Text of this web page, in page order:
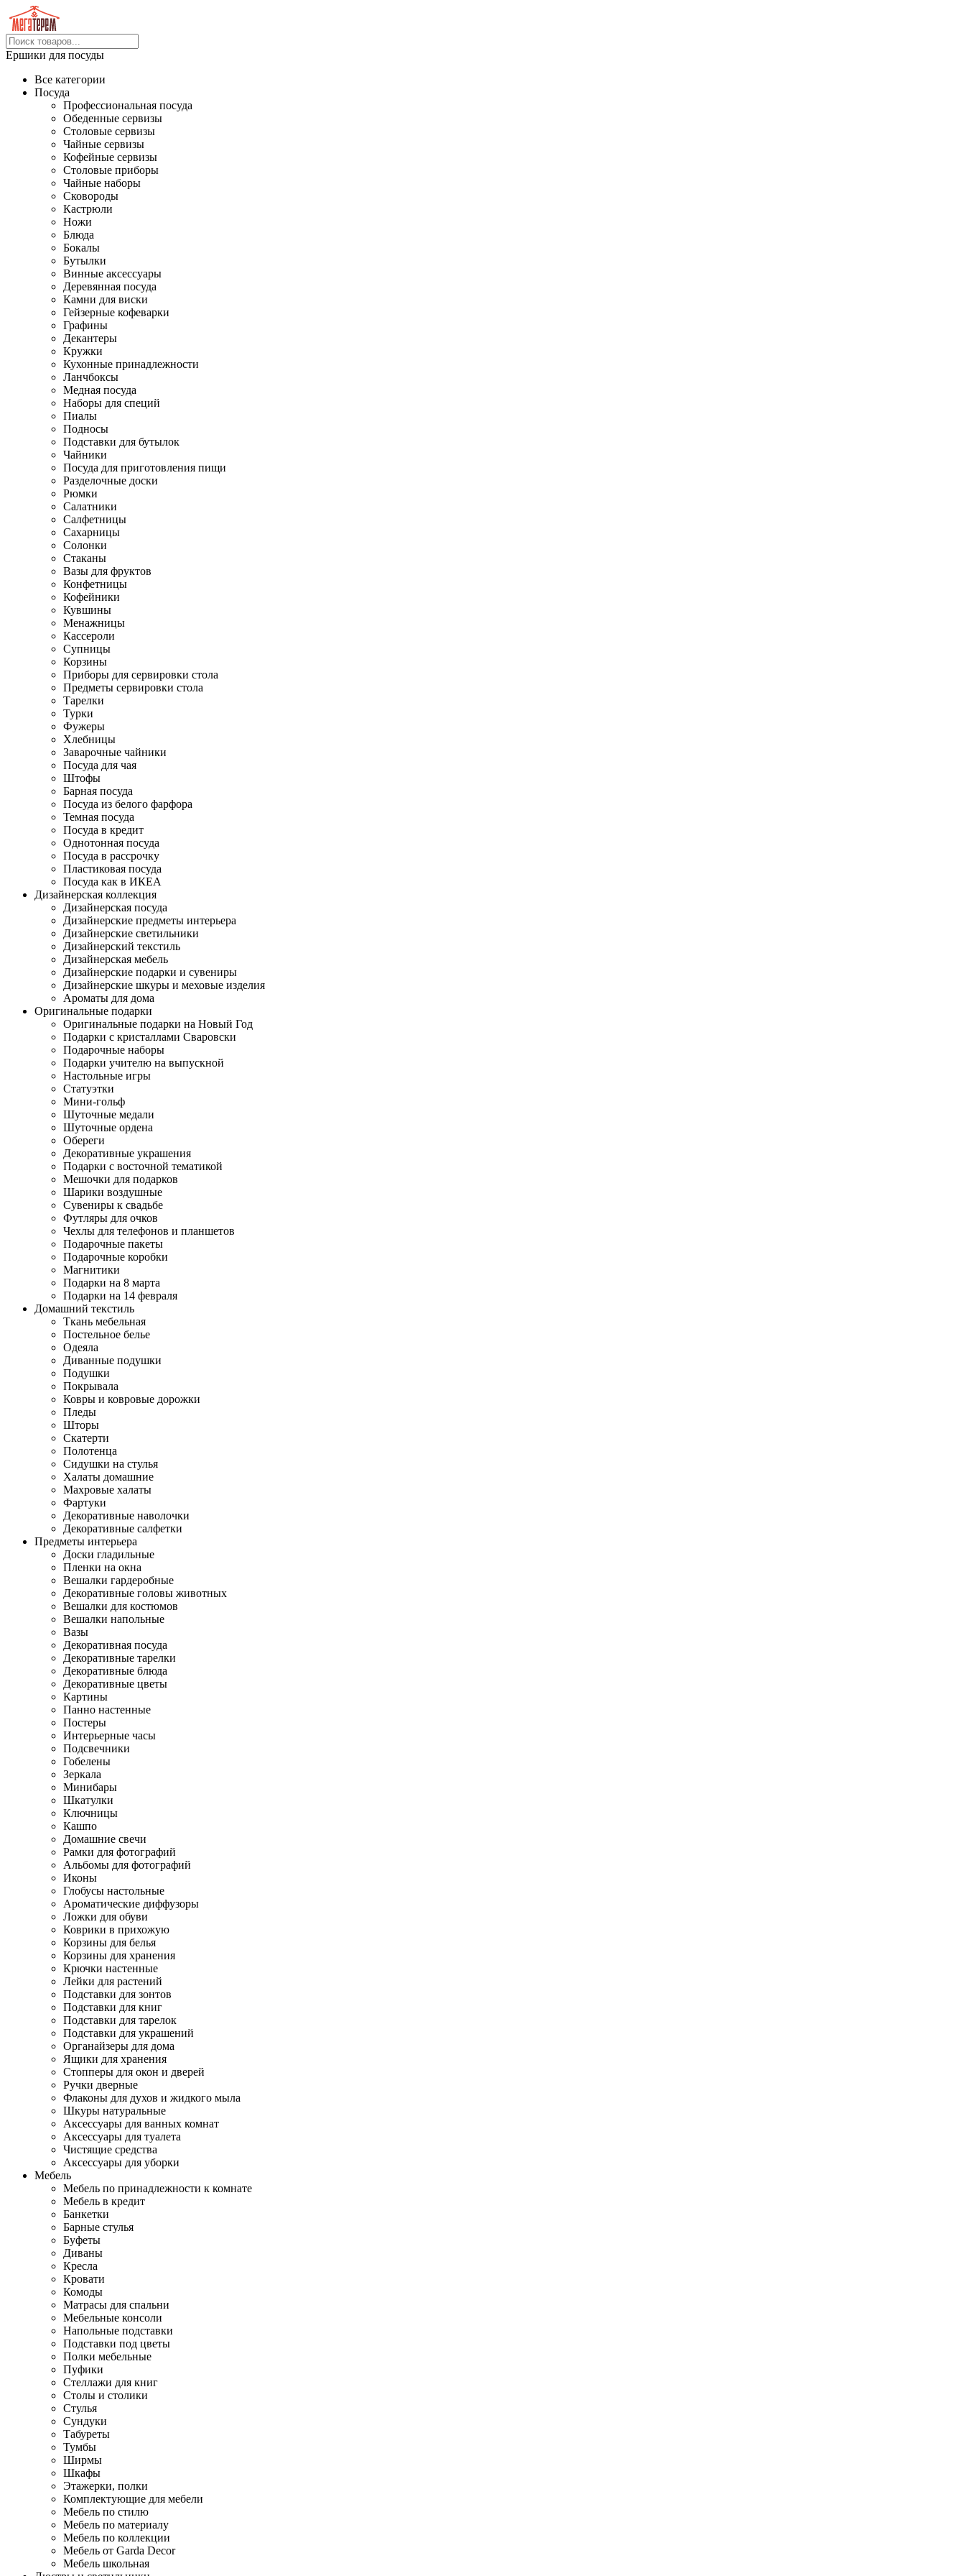
Ершики для посуды
Все категории
Посуда
Профессиональная посуда
Обеденные сервизы
Столовые сервизы
Чайные сервизы
Кофейные сервизы
Столовые приборы
Чайные наборы
Сковороды
Кастрюли
Ножи
Блюда
Бокалы
Бутылки
Винные аксессуары
Деревянная посуда
Камни для виски
Гейзерные кофеварки
Графины
Декантеры
Кружки
Кухонные принадлежности
Ланчбоксы
Медная посуда
Наборы для специй
Пиалы
Подносы
Подставки для бутылок
Чайники
Посуда для приготовления пищи
Разделочные доски
Рюмки
Салатники
Салфетницы
Сахарницы
Солонки
Стаканы
Вазы для фруктов
Конфетницы
Кофейники
Кувшины
Менажницы
Кассероли
Супницы
Корзины
Приборы для сервировки стола
Предметы сервировки стола
Тарелки
Турки
Фужеры
Хлебницы
Заварочные чайники
Посуда для чая
Штофы
Барная посуда
Посуда из белого фарфора
Темная посуда
Посуда в кредит
Однотонная посуда
Посуда в рассрочку
Пластиковая посуда
Посуда как в ИКЕА
Дизайнерская коллекция
Дизайнерская посуда
Дизайнерские предметы интерьера
Дизайнерские светильники
Дизайнерский текстиль
Дизайнерская мебель
Дизайнерские подарки и сувениры
Дизайнерские шкуры и меховые изделия
Ароматы для дома
Оригинальные подарки
Оригинальные подарки на Новый Год
Подарки с кристаллами Сваровски
Подарочные наборы
Подарки учителю на выпускной
Настольные игры
Статуэтки
Мини-гольф
Шуточные медали
Шуточные ордена
Обереги
Декоративные украшения
Подарки с восточной тематикой
Мешочки для подарков
Шарики воздушные
Сувениры к свадьбе
Футляры для очков
Чехлы для телефонов и планшетов
Подарочные пакеты
Подарочные коробки
Магнитики
Подарки на 8 марта
Подарки на 14 февраля
Домашний текстиль
Ткань мебельная
Постельное белье
Одеяла
Диванные подушки
Подушки
Покрывала
Ковры и ковровые дорожки
Пледы
Шторы
Скатерти
Полотенца
Сидушки на стулья
Халаты домашние
Махровые халаты
Фартуки
Декоративные наволочки
Декоративные салфетки
Предметы интерьера
Доски гладильные
Пленки на окна
Вешалки гардеробные
Декоративные головы животных
Вешалки для костюмов
Вешалки напольные
Вазы
Декоративная посуда
Декоративные тарелки
Декоративные блюда
Декоративные цветы
Картины
Панно настенные
Постеры
Интерьерные часы
Подсвечники
Гобелены
Зеркала
Минибары
Шкатулки
Ключницы
Кашпо
Домашние свечи
Рамки для фотографий
Альбомы для фотографий
Иконы
Глобусы настольные
Ароматические диффузоры
Ложки для обуви
Коврики в прихожую
Корзины для белья
Корзины для хранения
Крючки настенные
Лейки для растений
Подставки для зонтов
Подставки для книг
Подставки для тарелок
Подставки для украшений
Органайзеры для дома
Ящики для хранения
Стопперы для окон и дверей
Ручки дверные
Флаконы для духов и жидкого мыла
Шкуры натуральные
Аксессуары для ванных комнат
Аксессуары для туалета
Чистящие средства
Аксессуары для уборки
Мебель
Мебель по принадлежности к комнате
Мебель в кредит
Банкетки
Барные стулья
Буфеты
Диваны
Кресла
Кровати
Комоды
Матрасы для спальни
Мебельные консоли
Напольные подставки
Подставки под цветы
Полки мебельные
Пуфики
Стеллажи для книг
Столы и столики
Стулья
Сундуки
Табуреты
Тумбы
Ширмы
Шкафы
Этажерки, полки
Комплектующие для мебели
Мебель по стилю
Мебель по материалу
Мебель по коллекции
Мебель от Garda Decor
Мебель школьная